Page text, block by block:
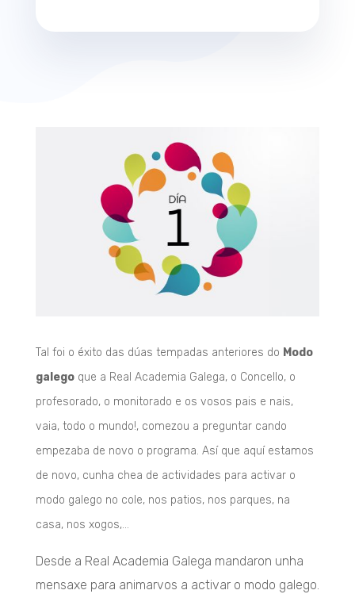
Tal foi o éxito das dúas tempadas anteriores do Modo
galegoque a Real Academia Galega, o Concello, o
profesorado, o monitorado e os vosos pais e nais,
vaia, todo o mundo!, comezou a preguntar cando
empezaba de novo o programa. Así que aquí estamos
de novo, cunha chea de actividades para activar o
modo galego no cole, nos patios, nos parques, na
casa, nos xogos,…
Desde a Real Academia Galega mandaron unha
mensaxe para animarvos a activar o modo galego.